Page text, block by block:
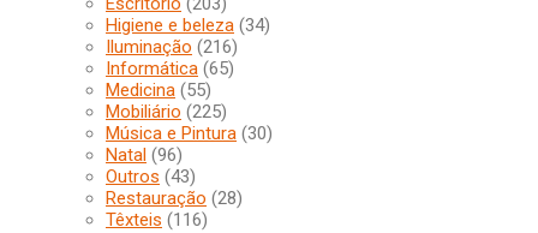
Higiene e beleza (34)
Iluminação (216)
Informática (65)
Medicina (55)
Mobiliário (225)
Música e Pintura (30)
Natal (96)
Outros (43)
Restauração (28)
Têxteis (116)